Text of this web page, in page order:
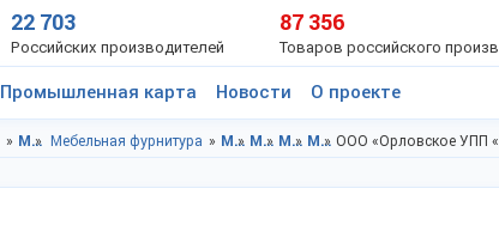
22 703
Российских производителей
87 356
Товаров российского
Промышленная карта Новости О проекте
Мебель Мебельная фурнитура Мебель в Орловская область Мебель в г.Орел Мебельная фурнитура в Орловская область Мебельная фурнитура в г.Орел ООО «Орловское УПП